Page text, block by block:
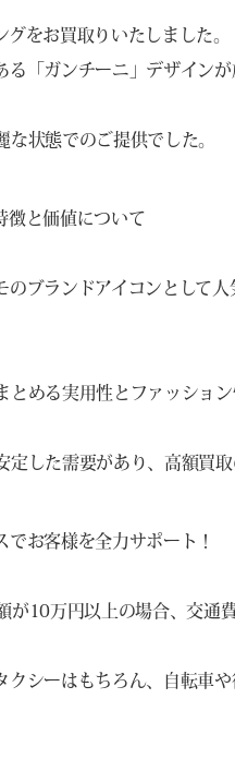
をお買取りいたしました。
る「ガンチーニ」デザイン
状態でのご提供でした。
徴と価値について
のブランドアイコンとして
とめる実用性とファッション
定した需要があり、高額買取
お客様を全力サポート！
が10万円以上の場合、交通
シーはもちろん、自転車